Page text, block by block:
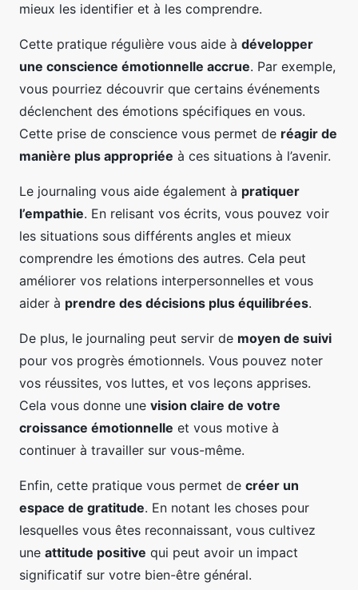
mieux les identifier et à les comprendre.
Cette pratique régulière vous aide à développer
une conscience émotionnelle accrue. Par exemple,
vous pourriez découvrir que certains événements
déclenchent des émotions spécifiques en vous.
Cette prise de conscience vous permet de réagir de
manière plus appropriée à ces situations à l’avenir.
Le journaling vous aide également à pratiquer
l’empathie. En relisant vos écrits, vous pouvez voir
les situations sous différents angles et mieux
comprendre les émotions des autres. Cela peut
améliorer vos relations interpersonnelles et vous
aider à prendre des décisions plus équilibrées.
De plus, le journaling peut servir de moyen de suivi
pour vos progrès émotionnels. Vous pouvez noter
vos réussites, vos luttes, et vos leçons apprises.
Cela vous donne une vision claire de votre
croissance émotionnelle et vous motive à
continuer à travailler sur vous-même.
Enfin, cette pratique vous permet de créer un
espace de gratitude. En notant les choses pour
lesquelles vous êtes reconnaissant, vous cultivez
une attitude positive qui peut avoir un impact
significatif sur votre bien-être général.